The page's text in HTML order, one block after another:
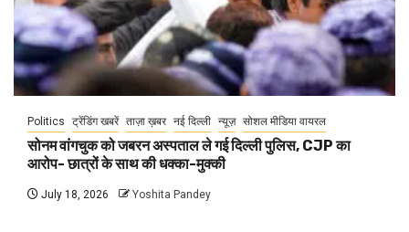
Politics ट्रेंडिंग खबरें ताज़ा ख़बर नई दिल्ली न्यूज़ सोशल मीडिया वायरल
सोनम वांगचुक को जबरन अस्पताल ले गई दिल्ली पुलिस, CJP का
आरोप- छात्रों के साथ की धक्का-मुक्की
July 18, 2026 Yoshita Pandey